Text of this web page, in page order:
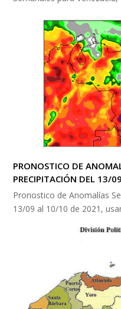
PRONOSTICO DE
PRECIPITACIÓN DEL 13/
Pronostico de Anomalías
13/09 al 10/10 de 2021,